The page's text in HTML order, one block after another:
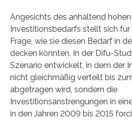
Angesichts des anhaltend
Investitionsbedarfs stellt sich
Frage, wie sie diesen Bedarf in
decken könnten. In der Difu-
Szenario entwickelt, in dem der
nicht gleichmäßig verteilt bis
abgetragen wird, sondern die
Investitionsanstrengungen in
in den Jahren 2009 bis 2015